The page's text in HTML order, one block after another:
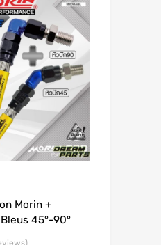
Morin +
45°-90°